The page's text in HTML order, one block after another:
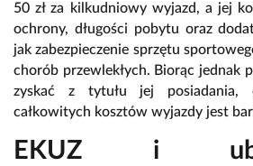
50 zł za kilkudniowy wyjazd, a jej
ochrony, długości pobytu oraz
jak zabezpieczenie sprzętu
chorób przewlekłych. Biorąc jednak
zyskać z tytułu jej
całkowitych kosztów wyjazdy jest
EKUZ i